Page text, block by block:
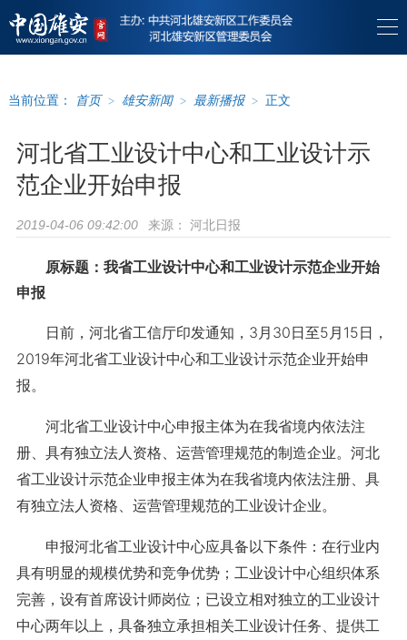
当前位置： 首页 > 雄安新闻 > 最新播报 > 正文
河北省工业设计中心和工业设计示
范企业开始申报
2019-04-06 09:42:00 来源： 河北日报
原标题：我省工业设计中心和工业设计示范企业开始
申报
日前，河北省工信厅印发通知，3月30日至5月15日，
2019年河北省工业设计中心和工业设计示范企业开始申
报。
河北省工业设计中心申报主体为在我省境内依法注
册、具有独立法人资格、运营管理规范的制造企业。河北
省工业设计示范企业申报主体为在我省境内依法注册、具
有独立法人资格、运营管理规范的工业设计企业。
申报河北省工业设计中心应具备以下条件：在行业内
具有明显的规模优势和竞争优势；工业设计中心组织体系
完善，设有首席设计师岗位；已设立相对独立的工业设计
中心两年以上，具备独立承担相关工业设计任务、提供工